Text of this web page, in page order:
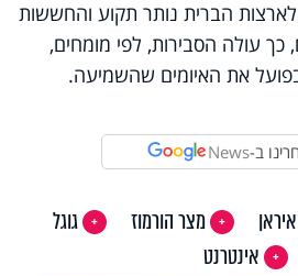
הברית נותר תקוע והחששות
כך עולה הסבירות, לפי מומחים,
את האיומים שהשמיעה.
ב-News
איראן מצר הורמוז
גוגל
אינטרנט